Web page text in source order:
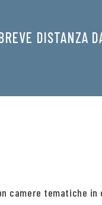
DISTANZA
camere tematiche